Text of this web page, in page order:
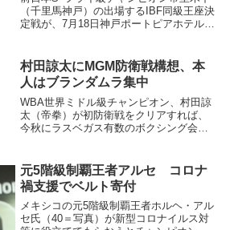
（千里馬神戸）の出場するIBF同級王座決
定戦が、7月18日神戸ポートピアホテルに
日、神戸市内で記者会見を開いて発表し
た。 帝...
村田諒太にMGM防衛戦構想、本
人はブランダムラ集中
WBA世界ミドル級チャンピオン、村田諒
太（帝拳）が初防衛戦をクリアすれば、
今秋にラスベガス有数のボクシング会場
ジムの本田明彦会長が22日語った。 村
田は4月15日...
元5階級制覇王者アルセ コロナ
禍支援でベルト寄付
メキシコの元5階級制覇王者ホルヘ・アル
セ氏（40＝写真）が新型コロナイルス対